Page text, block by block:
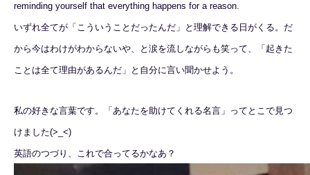
reminding yourself that everything happens for a reason.
いずれ全てが「こういうことだったんだ」と理解できる日がくる。だ
から今はわけがわからないや、と涙を流しながらも笑って、「起きた
ことは全て理由があるんだ」と自分に言い聞かせよう。
私の好きな言葉です。「あなたを助けてくれる名言」ってとこで見つ
けました(>_<)
英語のつづり、これで合ってるかなあ？